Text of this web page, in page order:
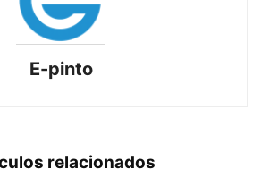
E-pinto
relacionados